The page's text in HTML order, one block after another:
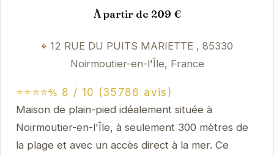
À partir de 209 €
12 RUE DU PUITS MARIETTE , 85330
Noirmoutier-en-l'Île, France
⭐⭐⭐⭐⅘ 8 / 10 (35786 avis)
Maison de plain-pied idéalement située à
Noirmoutier-en-l'Île, à seulement 300 mètres de
la plage et avec un accès direct à la mer. Ce